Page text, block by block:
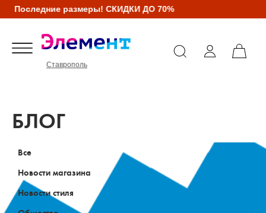
Последние размеры! СКИДКИ ДО 70%
Ставрополь
БЛОГ
Все
Новости магазина
Новости стиля